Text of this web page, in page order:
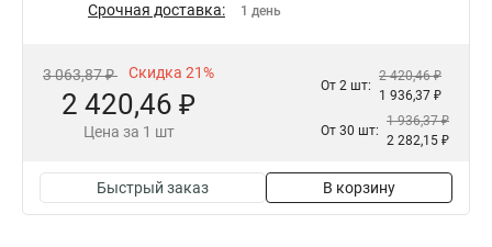
Срочная доставка: 1 день
3 063,87 ₽ Скидка 21%
2 420,46 ₽
Цена за 1 шт
От 2 шт:
2 420,46 ₽
1 936,37 ₽
От 30 шт:
1 936,37 ₽
2 282,15 ₽
Быстрый заказ В корзину